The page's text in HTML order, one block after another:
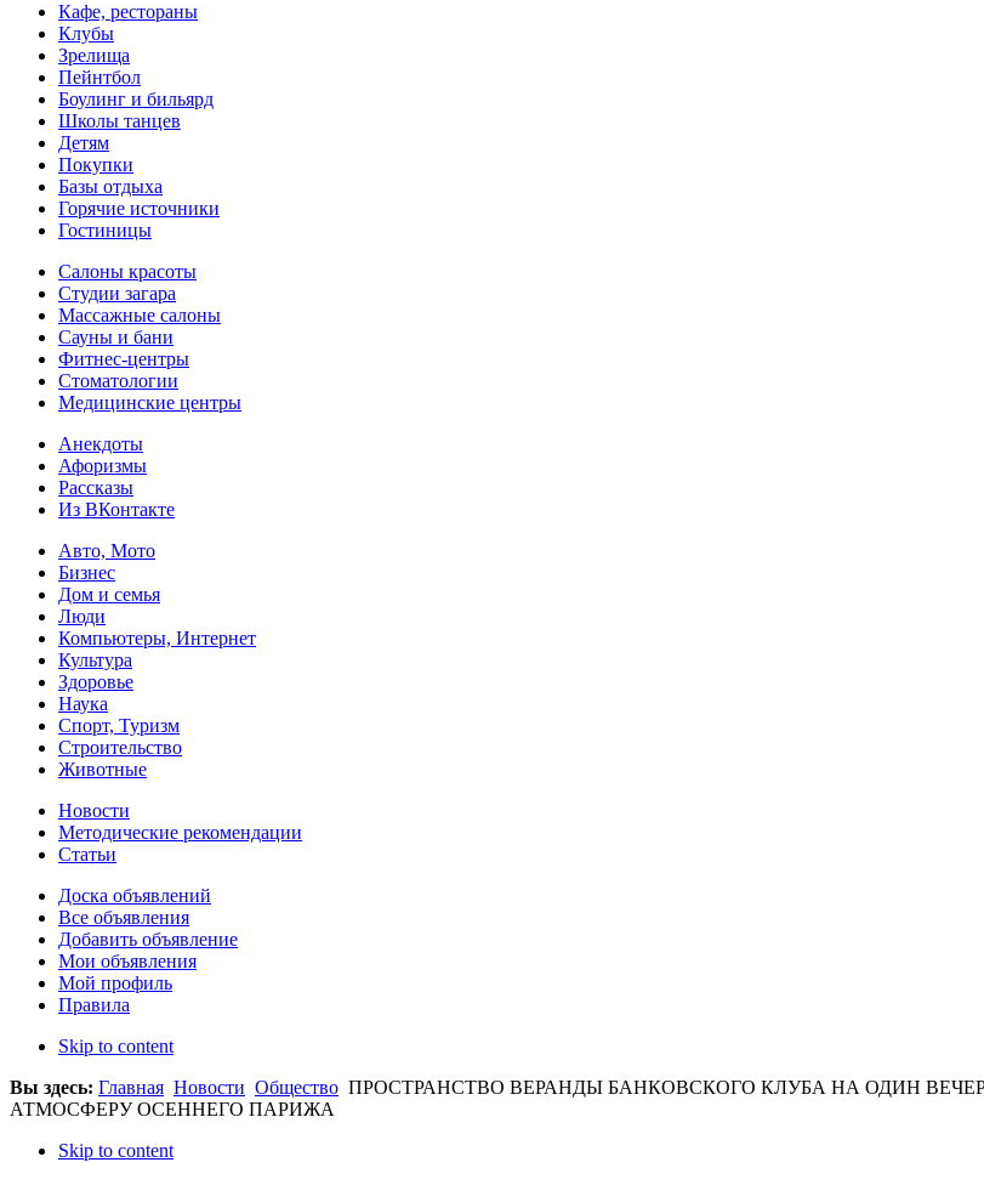
Кафе, рестораны
Клубы
Зрелища
Пейнтбол
Боулинг и бильярд
Школы танцев
Детям
Покупки
Базы отдыха
Горячие источники
Гостиницы
Салоны красоты
Студии загара
Массажные салоны
Сауны и бани
Фитнес-центры
Стоматологии
Медицинские центры
Анекдоты
Афоризмы
Рассказы
Из ВКонтакте
Авто, Мото
Бизнес
Дом и семья
Люди
Компьютеры, Интернет
Культура
Здоровье
Наука
Спорт, Туризм
Строительство
Животные
Новости
Методические рекомендации
Статьи
Доска объявлений
Все объявления
Добавить объявление
Мои объявления
Мой профиль
Правила
Skip to content
Вы здесь: Главная Новости Общество ПРОСТРАНСТВО ВЕРАНДЫ БАНКОВСКОГО КЛУБА НА ОДИН
АТМОСФЕРУ ОСЕННЕГО ПАРИЖА
Skip to content